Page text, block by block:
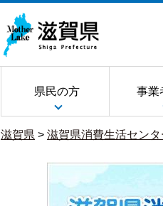
県民の方 事業
滋賀県 > 滋賀県消費生活センタ